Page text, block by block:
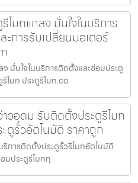
มทแกลง มั่นใจในบริการ
ะการรับเปลี่ยนมอเตอร์
มั่นใจในบริการติดตั้งและซ่อมประตู
โมท ประตูรีโมท.co
วอุดม รับติดตั้งประตูรีโมท
ตูรั้วอัตโนมัติ ราคาถูก
การติดตั้งประตูรั้วรีโมทอัตโนมัติ
มประตูรีโมททุ